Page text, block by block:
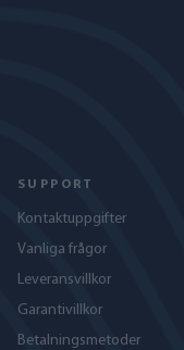
SUPPORT
Kontaktuppgifter
Vanliga frågor
Leveransvillkor
Garantivillkor
Betalningsmetoder